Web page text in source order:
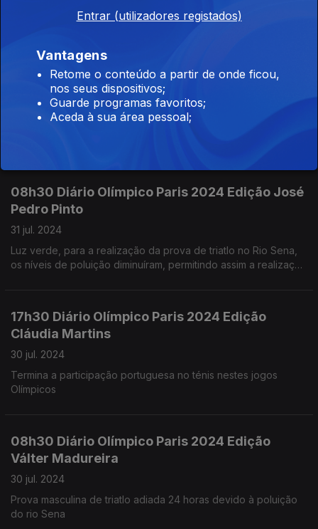
17h30 Diário Olímpico Paris 2024 Edição Válter
Madureira
31 jul. 2024
João Oliveira, Juiz português, vai ser chefe de painel de
08h30 Diário Olímpico Paris 2024 Edição José
Pedro Pinto
31 jul. 2024
Luz verde, para a realização da prova de triatlo no Rio Sena,
os níveis de poluição diminuíram, permitindo assim a realização
17h30 Diário Olímpico Paris 2024 Edição
Cláudia Martins
30 jul. 2024
Termina a participação portuguesa no ténis nestes jogos
Olímpicos
08h30 Diário Olímpico Paris 2024 Edição
Válter Madureira
30 jul. 2024
Prova masculina de triatlo adiada 24 horas devido à poluição
do rio Sena
Entrar (utilizadores registados)
Vantagens
Retome o conteúdo a partir de onde ficou,
nos seus dispositivos;
Guarde programas favoritos;
Aceda à sua área pessoal;